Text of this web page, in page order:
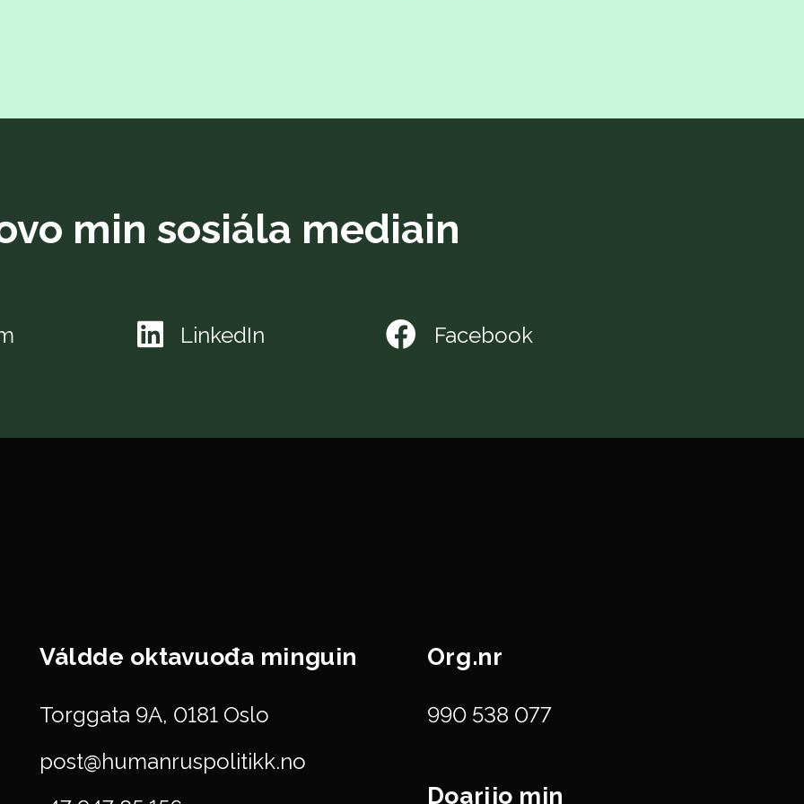
min sosiála mediain
LinkedIn Facebook
Váldde oktavuođa minguin
Torggata 9A, 0181 Oslo
post@humanruspolitikk.no
Org.nr
990 538 077
Doarjjo min